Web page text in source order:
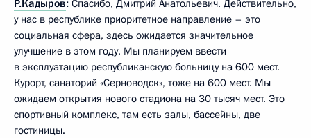
Р.Кадыров: Спасибо, Дмитрий Анатольевич. Действительно,
у нас в республике приоритетное направление – это
социальная сфера, здесь ожидается значительное
улучшение в этом году. Мы планируем ввести
в эксплуатацию республиканскую больницу на 600 мест.
Курорт, санаторий «Серноводск», тоже на 600 мест. Мы
ожидаем открытия нового стадиона на 30 тысяч мест. Это
спортивный комплекс, там есть залы, бассейны, две
гостиницы.